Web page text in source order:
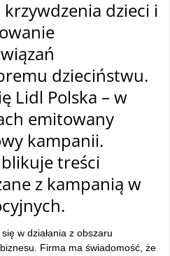
dzieci i
dzieciństwu.
Lidl Polska – w
emitowany
kampanii.
treści
z kampanią w
w działania z obszaru
Firma ma świadomość, że